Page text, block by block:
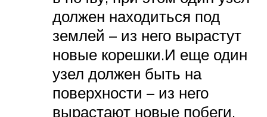
должен находиться под
землей – из него вырастут
новые корешки.И еще один
узел должен быть на
поверхности – из него
вырастают новые побеги.